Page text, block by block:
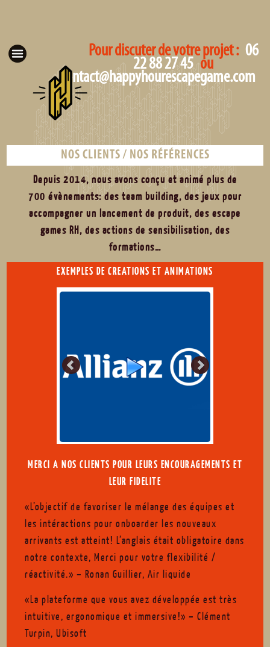
Pour discuter de votre projet : 06
22 88 27 45 ou
contact@happyhourescapegame.com
NOS CLIENTS / NOS RÉFÉRENCES
Depuis 2014, nous avons conçu et animé plus de
700 évènements: des team building, des jeux pour
accompagner un lancement de produit, des escape
games RH, des actions de sensibilisation, des
formations…
EXEMPLES DE CREATIONS ET ANIMATIONS
MERCI A NOS CLIENTS POUR LEURS ENCOURAGEMENTS ET
LEUR FIDELITE
«L’objectif de favoriser le mélange des équipes et
les intéractions pour onboarder les nouveaux
arrivants est atteint! L’anglais était obligatoire dans
notre contexte, Merci pour votre flexibilité /
réactivité.» – Ronan Guillier, Air liquide
«La plateforme que vous avez développée est très
intuitive, ergonomique et immersive!» – Clément
Turpin, Ubisoft